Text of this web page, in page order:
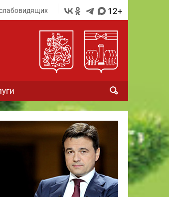
12+